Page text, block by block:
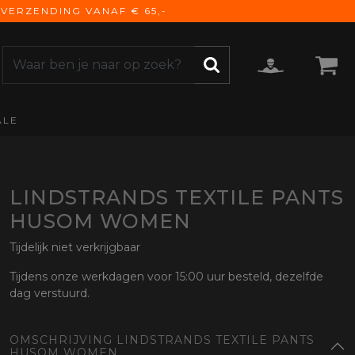
VANAF € 65,-
LINDSTRANDS TEXTILE PANTS
HUSOM WOMEN
Tijdelijk niet verkrijgbaar
Tijdens onze werkdagen voor 15:00 uur besteld, dezelfde
dag verstuurd.
OMSCHRIJVING LINDSTRANDS TEXTILE PANTS